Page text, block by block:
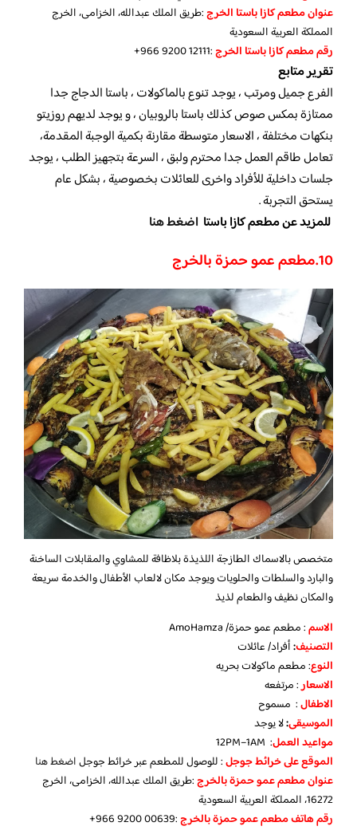
عنوان مطعم كازا باستا الخرج:طريق الملك عبدالله، الخزامى، الخرج
المملكة العربية السعودية
رقم مطعم كازا باستا الخرج‏:‪+966 9200 12111‬‏
تقرير متابع
الفرع جميل ومرتب ، يوجد تنوع بالماكولات ، باستا الدجاج جدا
ممتازة بمكس صوص كذلك باستا بالروبيان ، و يوجد لديهم روزيتو
بنكهات مختلفة ، الاسعار متوسطة مقارنة بكمية الوجبة المقدمة،
تعامل طاقم العمل جدا محترم ولبق ، السرعة بتجهيز الطلب ، يوجد
جلسات داخلية للأفراد واخرى للعائلات بخصوصية ، بشكل عام
يستحق التجربة .
للمزيد عن مطعم كازا باستا اضغط هنا
10.مطعم عمو حمزة بالخرج
متخصص بالاسماك الطازجة اللذيذة بلاظافة للمشاوي والمقابلات الساخنة
والبارد والسلطات والحلويات ويوجد مكان لالعاب الأطفال والخدمة سريعة
والمكان نظيف والطعام لذيذ
الاسم: مطعم عمو حمزة/ AmoHamza
التصنيف:أفراد/ عائلات
النوع: مطعم ماكولات بحريه
الاسعار: مرتفعه
الاطفال: مسموح
الموسيقى:لا يوجد
مواعيد العمل: 12PM–1AM
الموقع على خرائط جوجل: للوصول للمطعم عبر خرائط جوجلاضغط هنا
عنوان مطعم عمو حمزة بالخرج:طريق الملك عبدالله، الخزامى، الخرج
16272، المملكة العربية السعودية
رقم هاتف مطعم عمو حمزة بالخرج‏:‪+966 9200 00639‬‏